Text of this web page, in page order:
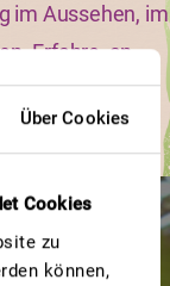
Über Cookies
Cookies
zu
können,
im Aussehen, im
Erfahre, an
andere
Freude haben.